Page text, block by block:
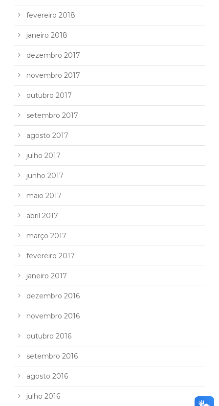
fevereiro 2018
janeiro 2018
dezembro 2017
novembro 2017
outubro 2017
setembro 2017
agosto 2017
julho 2017
junho 2017
maio 2017
abril 2017
março 2017
fevereiro 2017
janeiro 2017
dezembro 2016
novembro 2016
outubro 2016
setembro 2016
agosto 2016
julho 2016